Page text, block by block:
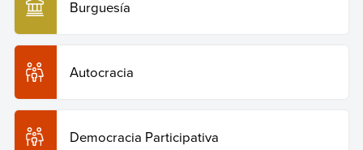
Burguesía
Autocracia
Democracia Participativa